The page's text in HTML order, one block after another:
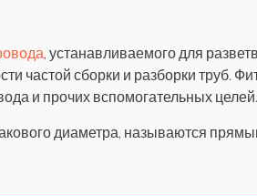
, устанавливаемого для
частой сборки и разборки труб.
и прочих вспомогательных целей.
диаметра, называются